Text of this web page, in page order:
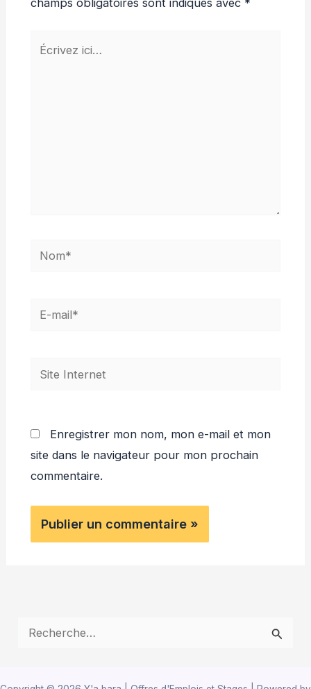
Écrivez
Nom*
E-
Site
Enregistrer mon nom, mon e-mail et mon
site dans le navigateur pour mon prochain
commentaire.